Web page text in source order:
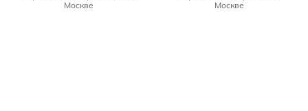
Москве
Москве